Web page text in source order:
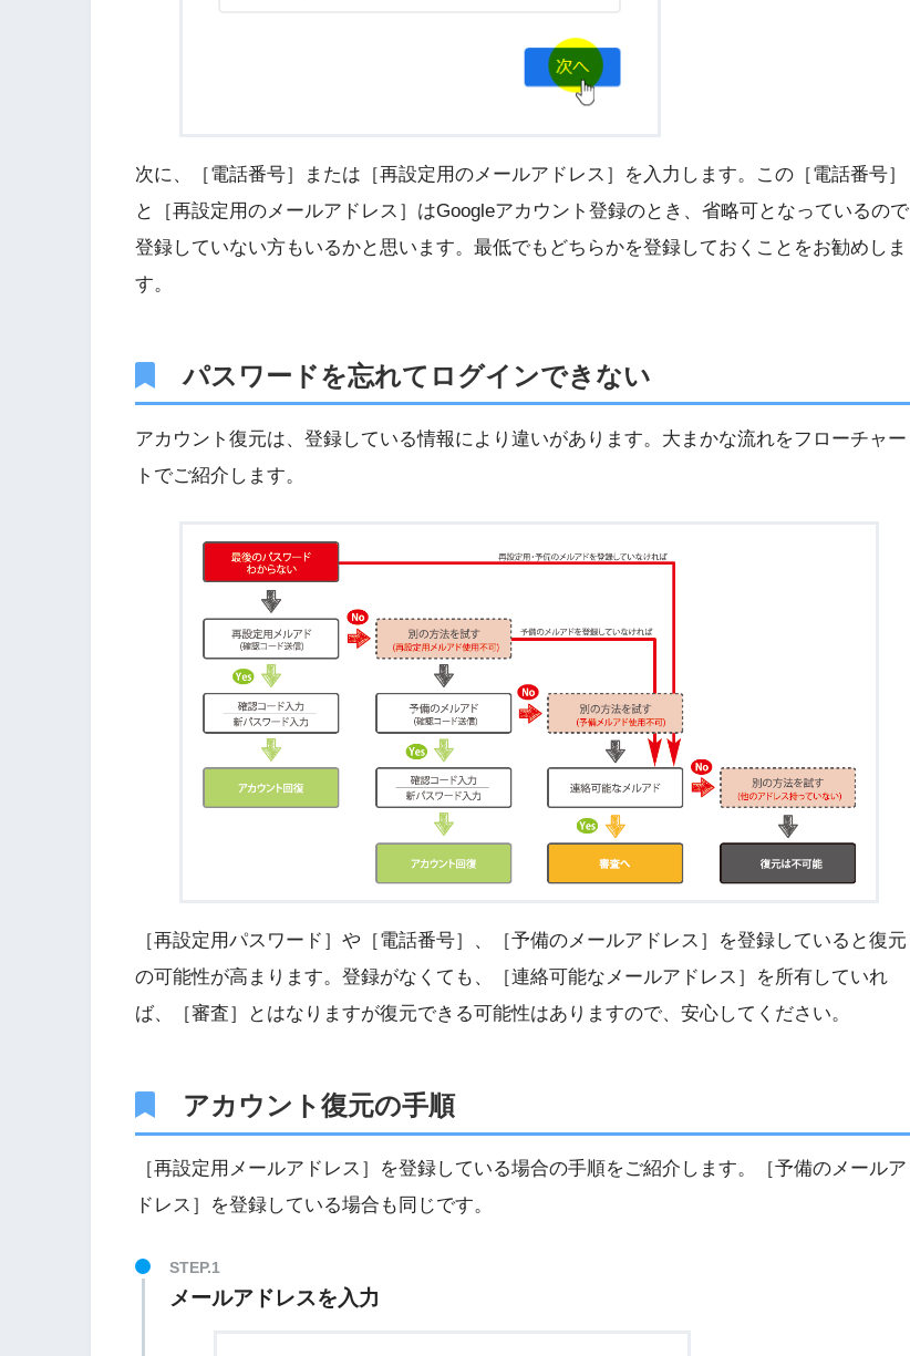
次に、［電話番号］または［再設定用のメールアドレス］を入力します。この［電話番号］
と［再設定用のメールアドレス］はGoogleアカウント登録のとき、省略可となっているので
登録していない方もいるかと思います。最低でもどちらかを登録しておくことをお勧めしま
す。
パスワードを忘れてログインできない
アカウント復元は、登録している情報により違いがあります。大まかな流れをフローチャー
トでご紹介します。
［再設定用パスワード］や［電話番号］、［予備のメールアドレス］を登録していると復元
の可能性が高まります。登録がなくても、［連絡可能なメールアドレス］を所有していれ
ば、［審査］とはなりますが復元できる可能性はありますので、安心してください。
アカウント復元の手順
［再設定用メールアドレス］を登録している場合の手順をご紹介します。［予備のメールア
ドレス］を登録している場合も同じです。
メールアドレスを入力